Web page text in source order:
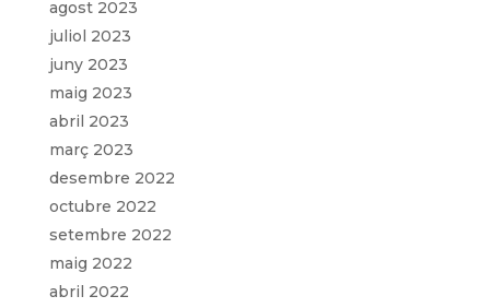
agost 2023
juliol 2023
juny 2023
maig 2023
abril 2023
març 2023
desembre 2022
octubre 2022
setembre 2022
maig 2022
abril 2022